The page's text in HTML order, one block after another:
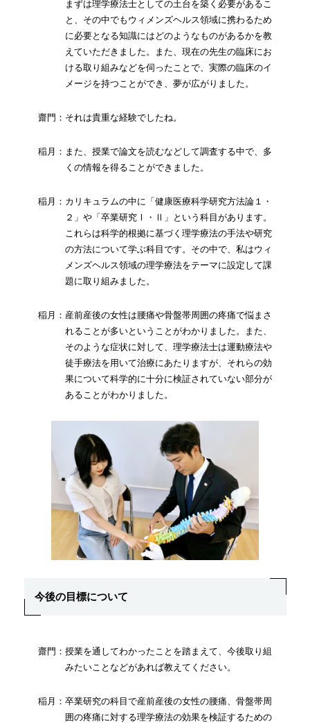
まずは理学療法士としての土台を築く必要があるこ
と、その中でもウィメンズヘルス領域に携わるため
に必要となる知識にはどのようなものがあるかを教
えていただきました。また、現在の先生の臨床にお
ける取り組みなどを伺ったことで、実際の臨床のイ
メージを持つことができ、夢が広がりました。
齋門：それは貴重な経験でしたね。
稲月：また、授業で論文を読むなどして調査する中で、多
くの情報を得ることができました。
稲月：カリキュラムの中に「健康医療科学研究方法論１・
２」や「卒業研究Ⅰ・Ⅱ」という科目があります。
これらは科学的根拠に基づく理学療法の手法や研究
の方法について学ぶ科目です。その中で、私はウィ
メンズヘルス領域の理学療法をテーマに設定して課
題に取り組みました。
稲月：産前産後の女性は腰痛や骨盤帯周囲の疼痛で悩まさ
れることが多いということがわかりました。また、
そのような症状に対して、理学療法士は運動療法や
徒手療法を用いて治療にあたりますが、それらの効
果について科学的に十分に検証されていない部分が
あることがわかりました。
今後の目標について
齋門：授業を通してわかったことを踏まえて、今後取り組
みたいことなどがあれば教えてください。
稲月：卒業研究の科目で産前産後の女性の腰痛、骨盤帯周
囲の疼痛に対する理学療法の効果を検証するための